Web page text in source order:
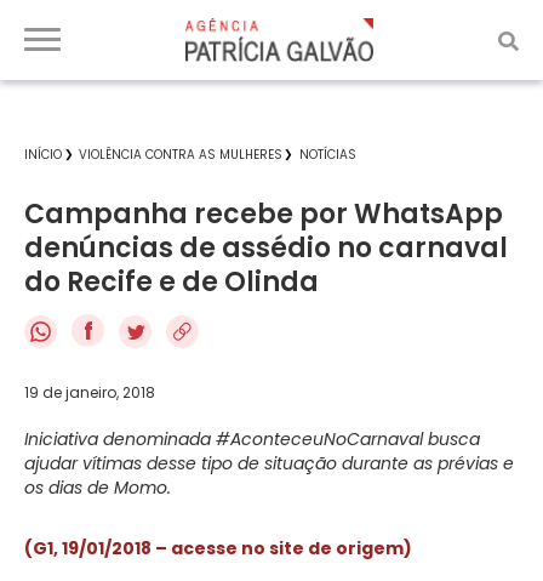
INÍCIO VIOLÊNCIA CONTRA AS MULHERES NOTÍCIAS
Campanha recebe por WhatsApp
denúncias de assédio no carnaval
do Recife e de Olinda
f
19 de janeiro, 2018
Iniciativa denominada #AconteceuNoCarnaval busca
ajudar vítimas desse tipo de situação durante as prévias e
os dias de Momo.
(G1, 19/01/2018 – acesse no site de origem)